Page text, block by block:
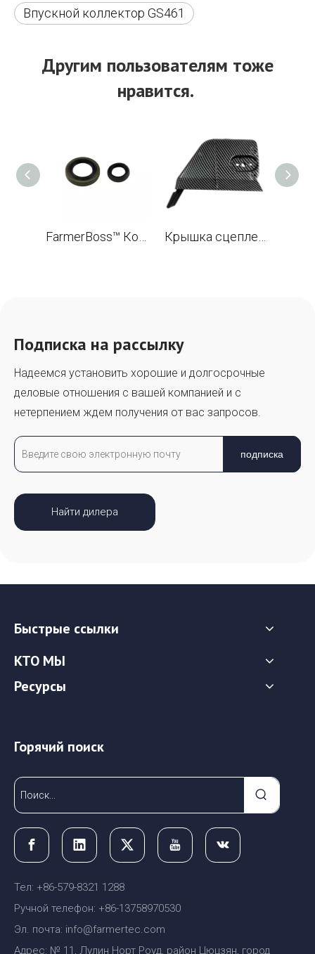
Впускной коллектор GS461
Другим пользователям тоже
нравится.
Подписка на рассылку
Надеемся установить хорошие и долгосрочные
деловые отношения с вашей компанией и с
нетерпением ждем получения от вас запросов.
подписка
Найти дилера
Быстрые ссылки
КТО МЫ
Ресурсы
Горячий поиск
Тел: +86-579-8321 1288
Ручной телефон: +86-13758970530
Эл. почта: info@farmertec.com
Адрес: № 11, Лулин Норт Роуд, район Цюцзян, город